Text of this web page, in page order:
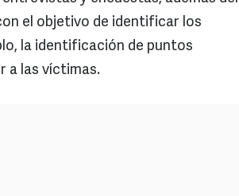
el objetivo de identificar los
la identificación de puntos
a las víctimas.